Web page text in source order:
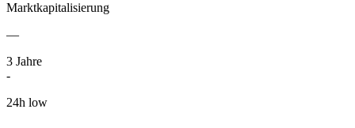
Marktkapitalisierung
—
3 Jahre
-
24h low